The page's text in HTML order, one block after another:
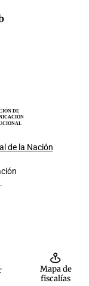
Mapa de
fiscalías
DE
de la Nación